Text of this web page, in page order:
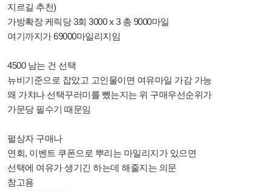
지르길 추천)
가방확장 케릭당 3회 3000 x 3 총 9000마일
여기까지가 69000마일리지임
4500 남는 건 선택
뉴비기준으로 잡았고 고인물이면 여유마일 가감 가능
왜 가챠나 선택꾸러미를 뺐는지는 위 구매우선순위가
가문당 필수기 때문임
펄상자 구매나
연회, 이벤트 쿠폰으로 뿌리는 마일리지가 있으면
선택에 여유가 생기긴 하는데 해줄지는 의문
참고용